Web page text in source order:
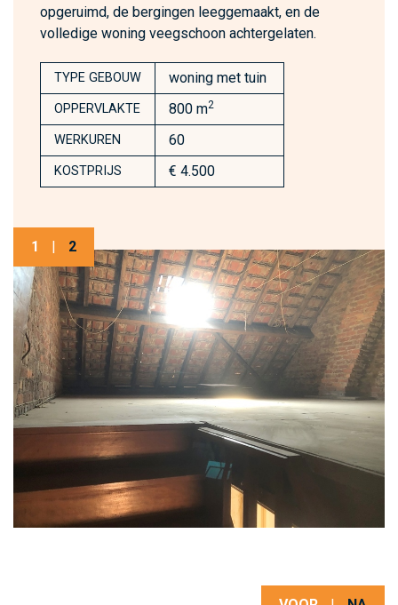
opgeruimd, de bergingen leeggemaakt, en de
volledige woning veegschoon achtergelaten.
TYPE GEBOUW woning met tuin
OPPERVLAKTE 800 m2
WERKUREN 60
KOSTPRIJS € 4.500
1 | 2